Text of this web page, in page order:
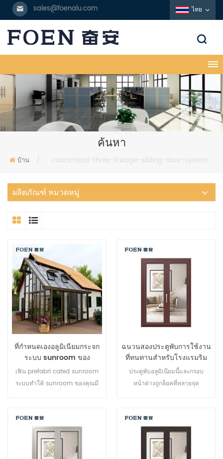
sales@foenalu.com ไทย
ค้นหา
บ้าน / customized-three-linkage-sliding-door-system
ผลิตภัณฑ์ หมวดหมู่
ที่กำหนดเองอลูมิเนียมกระจก
ระบบ sunroom ของ
เฟิน prefabri cated sunroom
ระบบทำให้ sunroom ของคุณมี
ฉนวนสองประตูพับการใช้งาน
ที่ทนทานสำหรับโรงแรมริม
ทะเล
ประตูพับอลูมิเนียมนี้และกรอบ
หน้าต่างถูกล็อคที่หลายจุด
เลิศ ประตูหลากหลายประเภทเพื่อ
ตอบสนองความต้องการด้าน
สถาปัตยกรรมที่แตกต่างกัน